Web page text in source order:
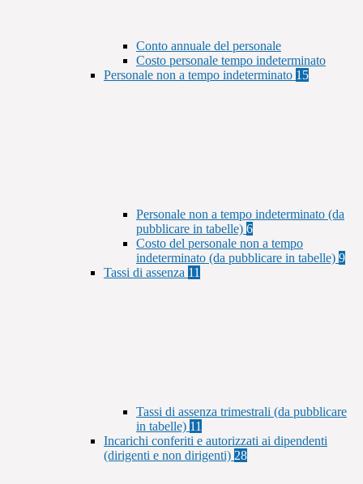
Conto annuale del personale
Costo personale tempo indeterminato
Personale non a tempo indeterminato 15
Personale non a tempo indeterminato (da
pubblicare in tabelle) 6
Costo del personale non a tempo
indeterminato (da pubblicare in tabelle) 9
Tassi di assenza 11
Tassi di assenza trimestrali (da pubblicare
in tabelle) 11
Incarichi conferiti e autorizzati ai dipendenti
(dirigenti e non dirigenti) 28